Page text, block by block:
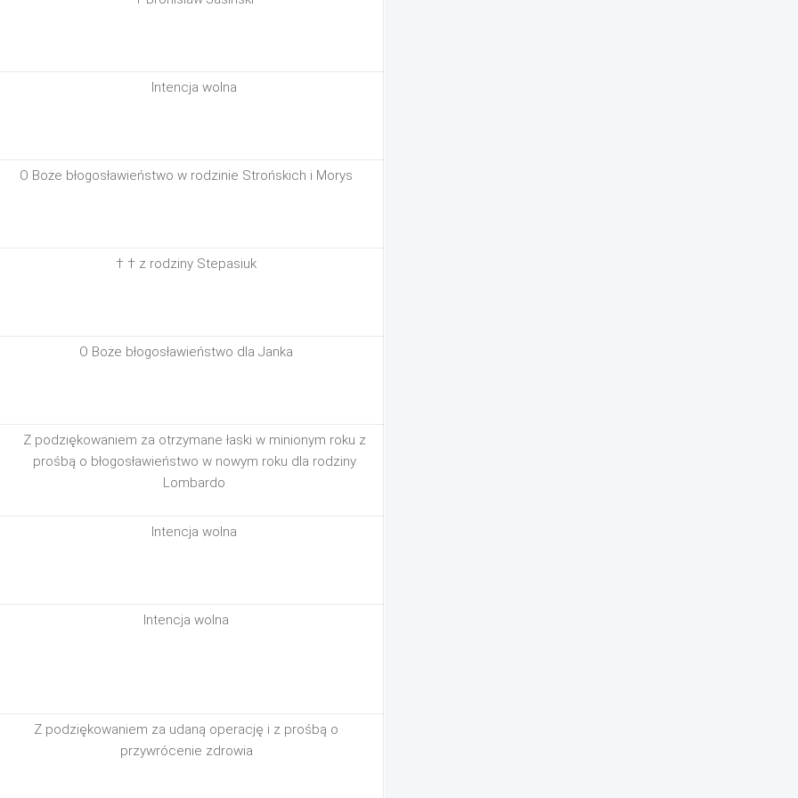
Intencja wolna
O Boże błogosławieństwo w rodzinie Strońskich i Morys
† † z rodziny Stepasiuk
O Boże błogosławieństwo dla Janka
Z podziękowaniem za otrzymane łaski w minionym roku z
prośbą o błogosławieństwo w nowym roku dla rodziny
Lombardo
Intencja wolna
Intencja wolna
Z podziękowaniem za udaną operację i z prośbą o
przywrócenie zdrowia